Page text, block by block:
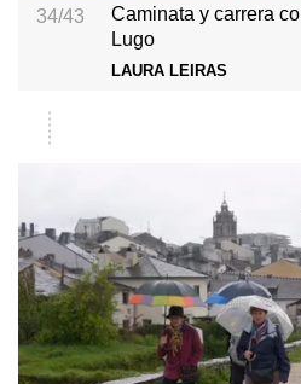
34/43
Caminata y carrera
Lugo
LAURA LEIRAS